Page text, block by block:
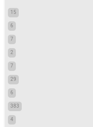
15
6
7
2
7
29
6
383
4